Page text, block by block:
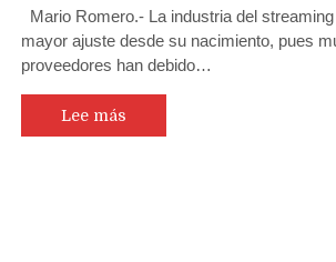
Mario Romero.- La industria del
mayor ajuste desde su nacimiento, pues
proveedores han debido…
Lee más